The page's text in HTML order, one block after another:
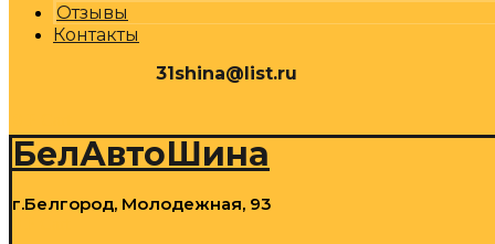
Отзывы
Контакты
31shina@list.ru
БелАвтоШина
г.Белгород, Молодежная, 93